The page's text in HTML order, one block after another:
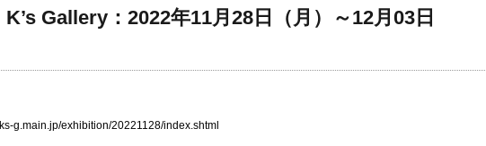
K’s Gallery：2022年11月28日（月）～12月03日
g.main.jp/exhibition/20221128/index.shtml